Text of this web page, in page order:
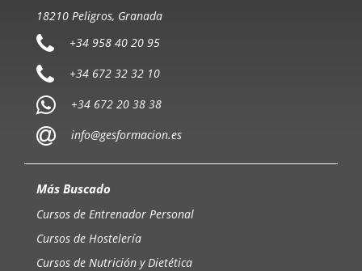
18210 Peligros, Granada
+34 958 40 20 95
+34 672 32 32 10
+34 672 20 38 38
info@gesformacion.es
Más Buscado
Cursos de Entrenador Personal
Cursos de Hostelería
Cursos de Nutrición y Dietética